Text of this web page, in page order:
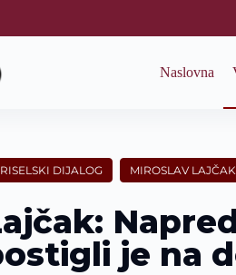
Naslovna
DIJALOG MIROSLAV LAJČAK
je na